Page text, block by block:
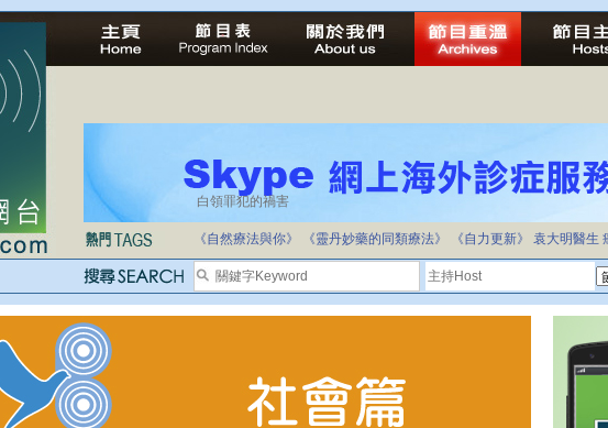
白領罪犯的禍害
《自然療法與你》 《靈丹妙藥的同類療法》 《自力更新》 袁大明醫生